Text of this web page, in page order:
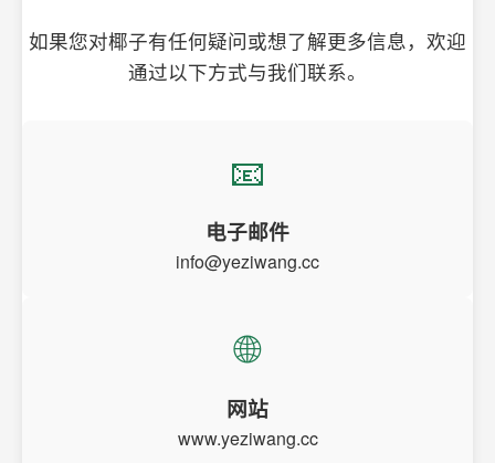
如果您对椰子有任何疑问或想了解更多信息，欢迎
通过以下方式与我们联系。
📧
电子邮件
info@yeziwang.cc
🌐
网站
www.yeziwang.cc